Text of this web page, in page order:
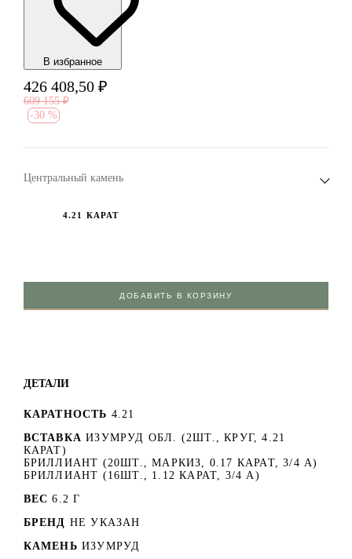
В избранноe
426 408,50 ₽
609 155 ₽
-30 %
Центральный камень
4.21 КАРАТ
ДОБАВИТЬ В КОРЗИНУ
ДЕТАЛИ
КАРАТНОСТЬ 4.21
ВСТАВКА ИЗУМРУД ОБЛ. (2ШТ., КРУГ, 4.21
КАРАТ)
БРИЛЛИАНТ (20ШТ., МАРКИЗ, 0.17 КАРАТ, 3/4 А)
БРИЛЛИАНТ (16ШТ., 1.12 КАРАТ, 3/4 А)
ВЕС 6.2 Г
БРЕНД НЕ УКАЗАН
КАМЕНЬ ИЗУМРУД